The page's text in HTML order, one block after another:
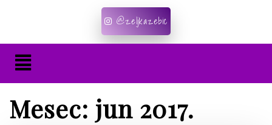
@zeljkazebic
Mesec: jun 2017.